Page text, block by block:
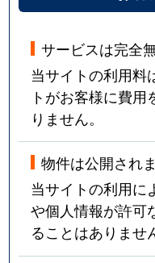
サービスは完全
当サイトの利用料
トがお客様に費
りません。
物件は公開され
当サイトの利用に
や個人情報が許可
ることはありませ